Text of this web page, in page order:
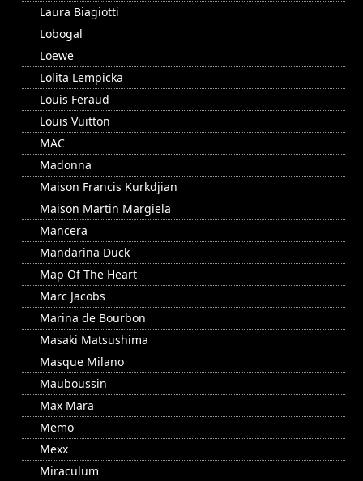
Laura Biagiotti
Lobogal
Loewe
Lolita Lempicka
Louis Feraud
Louis Vuitton
MAC
Madonna
Maison Francis Kurkdjian
Maison Martin Margiela
Mancera
Mandarina Duck
Map Of The Heart
Marc Jacobs
Marina de Bourbon
Masaki Matsushima
Masque Milano
Mauboussin
Max Mara
Memo
Mexx
Miraculum